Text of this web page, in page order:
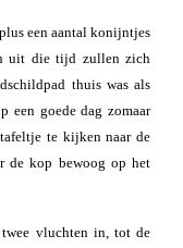
een aantal konijntjes
uit die tijd zullen zich
thuis was als
een goede dag zomaar
te kijken naar de
de kop bewoog op het
vluchten in, tot de